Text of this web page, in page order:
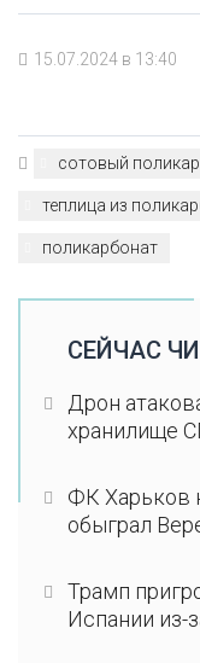
15.07.2024 в 13:40
сотовый
теплица из
поликарбонат
СЕЙЧАС
Дрон
хранилище
ФК Харьков
обыграл
Трамп
Испании из-